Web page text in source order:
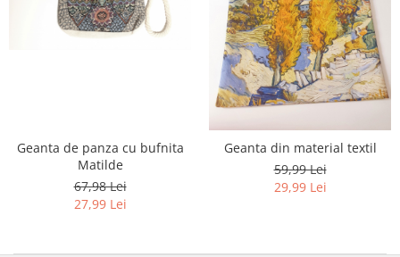
Geanta de panza cu bufnita
Matilde
67,98 Lei
27,99 Lei
Geanta din material textil
59,99 Lei
29,99 Lei